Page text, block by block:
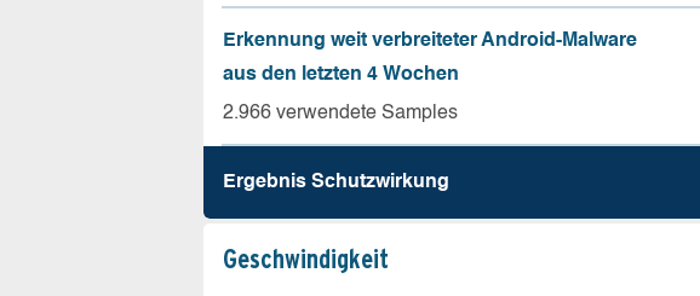
Erkennung weit verbreiteter Android-Malware
aus den letzten 4 Wochen
2.966 verwendete Samples
Ergebnis Schutz­wirkung
Geschw­indigkeit